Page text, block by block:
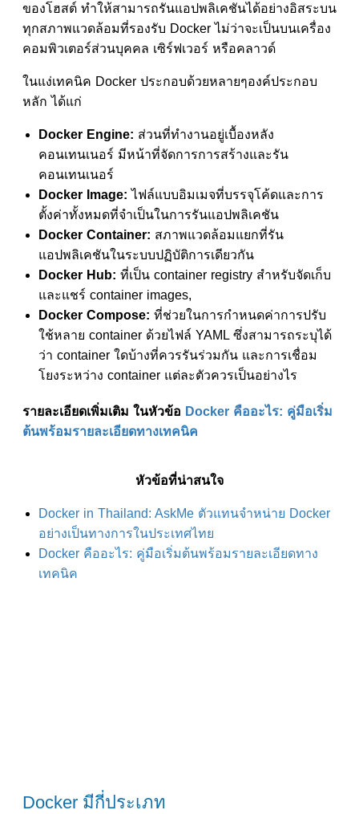
ของโฮสต์ ทำให้สามารถรันแอปพลิเคชันได้อย่างอิสระบน
ทุกสภาพแวดล้อมที่รองรับ Docker ไม่ว่าจะเป็นบนเครื่อง
คอมพิวเตอร์ส่วนบุคคล เซิร์ฟเวอร์ หรือคลาวด์
ในแง่เทคนิค Docker ประกอบด้วยหลายๆองค์ประกอบ
หลัก ได้แก่
Docker Engine: ส่วนที่ทำงานอยู่เบื้องหลัง
คอนเทนเนอร์ มีหน้าที่จัดการการสร้างและรัน
คอนเทนเนอร์
Docker Image: ไฟล์แบบอิมเมจที่บรรจุโค้ดและการ
ตั้งค่าทั้งหมดที่จำเป็นในการรันแอปพลิเคชัน
Docker Container: สภาพแวดล้อมแยกที่รัน
แอปพลิเคชันในระบบปฏิบัติการเดียวกัน
Docker Hub: ที่เป็น container registry สำหรับจัดเก็บ
และแชร์ container images,
Docker Compose: ที่ช่วยในการกำหนดค่าการปรับ
ใช้หลาย container ด้วยไฟล์ YAML ซึ่งสามารถระบุได้
ว่า container ใดบ้างที่ควรรันร่วมกัน และการเชื่อม
โยงระหว่าง container แต่ละตัวควรเป็นอย่างไร
รายละเอียดเพิ่มเติม ในหัวข้อ Docker คืออะไร: คู่มือเริ่ม
ต้นพร้อมรายละเอียดทางเทคนิค
หัวข้อที่น่าสนใจ
Docker in Thailand: AskMe ตัวแทนจำหน่าย Docker
อย่างเป็นทางการในประเทศไทย
Docker คืออะไร: คู่มือเริ่มต้นพร้อมรายละเอียดทาง
เทคนิค
Docker มีกี่ประเภท